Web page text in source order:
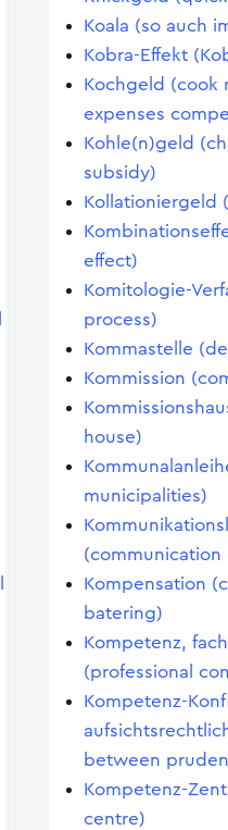
Koala (so auch
Kobra-Effekt
Kochgeld (cook
expenses
Kohle(n)geld
subsidy)
Kollationiergeld
effect)
Komitologie-
process)
Kommastelle
Kommission
house)
municipalities)
(communication
Kompensation
batering)
Kompetenz,
(professional
Kompetenz-
between
Kompetenz-
centre)